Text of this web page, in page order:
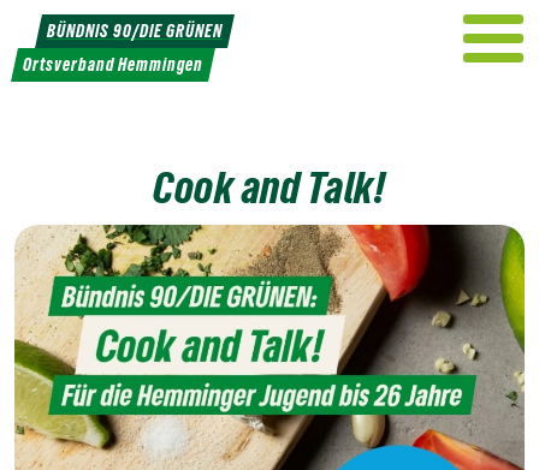
Weiter
zum
Inhalt
BÜNDNIS 90/DIE GRÜNEN
Ortsverband Hemmingen
Cook and Talk!